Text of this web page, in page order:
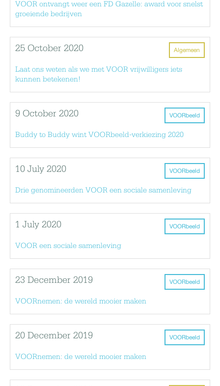
VOOR ontvangt weer een FD Gazelle: award voor snelst
groeiende bedrijven
Algemeen
25 October 2020
Laat ons weten als we met VOOR vrijwilligers iets
kunnen betekenen!
VOORbeeld
9 October 2020
Buddy to Buddy wint VOORbeeld-verkiezing 2020
VOORbeeld
10 July 2020
Drie genomineerden VOOR een sociale samenleving
VOORbeeld
1 July 2020
VOOR een sociale samenleving
VOORbeeld
23 December 2019
VOORnemen: de wereld mooier maken
VOORbeeld
20 December 2019
VOORnemen: de wereld mooier maken